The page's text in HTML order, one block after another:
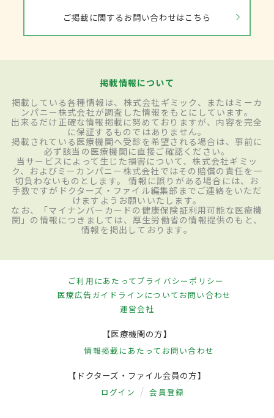
ご掲載に関するお問い合わせはこちら
掲載情報について
掲載している各種情報は、株式会社ギミック、またはミーカ
ンパニー株式会社が調査した情報をもとにしています。
出来るだけ正確な情報掲載に努めておりますが、内容を完全
に保証するものではありません。
掲載されている医療機関へ受診を希望される場合は、事前に
必ず該当の医療機関に直接ご確認ください。
当サービスによって生じた損害について、株式会社ギミッ
ク、およびミーカンパニー株式会社ではその賠償の責任を一
切負わないものとします。 情報に誤りがある場合には、お
手数ですがドクターズ・ファイル編集部までご連絡をいただ
けますようお願いいたします。
なお、「マイナンバーカードの健康保険証利用可能な医療機
関」の情報につきましては、厚生労働省の情報提供のもと、
情報を掲出しております。
ご利用にあたってプライバシーポリシー
医療広告ガイドラインについてお問い合わせ
運営会社
【医療機関の方】
情報掲載にあたって お問い合わせ
【ドクターズ・ファイル会員の方】
ログイン 会員登録